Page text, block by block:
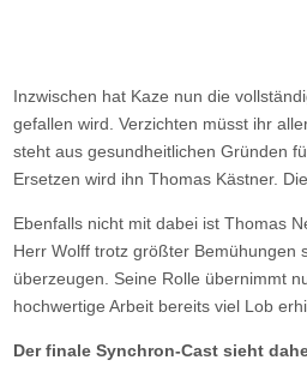
Inzwischen hat Kaze nun die
gefallen wird. Verzichten müsst ihr
steht aus gesundheitlichen Gründen
Ersetzen wird ihn Thomas Kästner.
Ebenfalls nicht mit dabei ist Thomas
Herr Wolff trotz größter Bemühungen
überzeugen. Seine Rolle übernimmt
hochwertige Arbeit bereits viel Lob
Der finale Synchron-Cast sieht